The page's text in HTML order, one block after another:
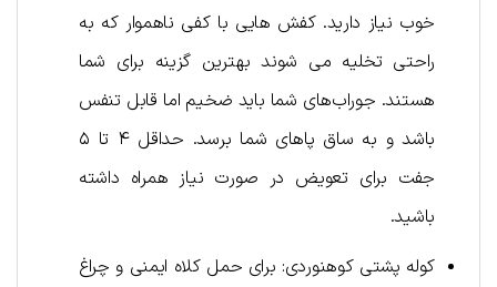
خوب نیاز دارید. کفش هایی با کفی ناهموار که به
راحتی تخلیه می شوند بهترین گزینه برای شما
هستند. جوراب‌های شما باید ضخیم اما قابل تنفس
باشد و به ساق پاهای شما برسد. حداقل ۴ تا ۵
جفت برای تعویض در صورت نیاز همراه داشته
باشید.
کوله پشتی کوهنوردی: برای حمل کلاه ایمنی و چراغ